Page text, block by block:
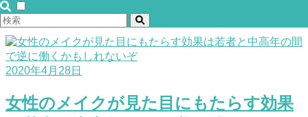
&保護に効果的かもしれない
2020年4月28日
女性のメイクが見た目にもたらす効果